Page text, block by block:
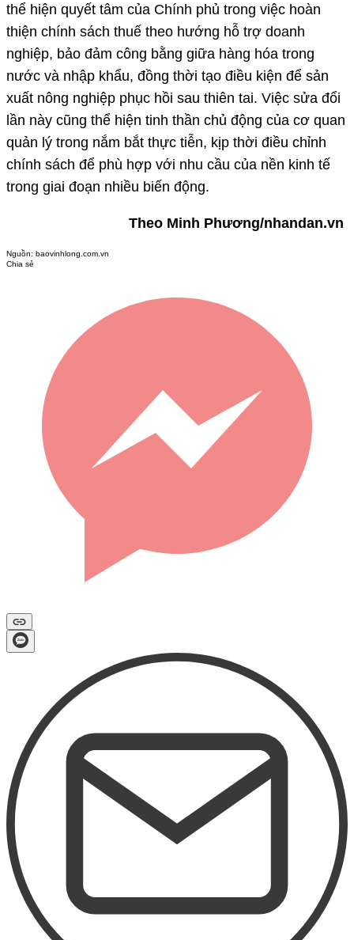
thể hiện quyết tâm của Chính phủ trong việc hoàn
thiện chính sách thuế theo hướng hỗ trợ doanh
nghiệp, bảo đảm công bằng giữa hàng hóa trong
nước và nhập khẩu, đồng thời tạo điều kiện để sản
xuất nông nghiệp phục hồi sau thiên tai. Việc sửa đổi
lần này cũng thể hiện tinh thần chủ động của cơ quan
quản lý trong nắm bắt thực tiễn, kịp thời điều chỉnh
chính sách để phù hợp với nhu cầu của nền kinh tế
trong giai đoạn nhiều biến động.
Theo Minh Phương/nhandan.vn
Nguồn: baovinhlong.com.vn
Chia sẻ